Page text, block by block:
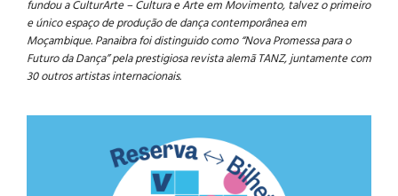
fundou a CulturArte – Cultura e Arte em Movimento, talvez o primeiro
e único espaço de produção de dança contemporânea em
Moçambique. Panaibra foi distinguido como “Nova Promessa para o
Futuro da Dança” pela prestigiosa revista alemã TANZ, juntamente com
30 outros artistas internacionais.